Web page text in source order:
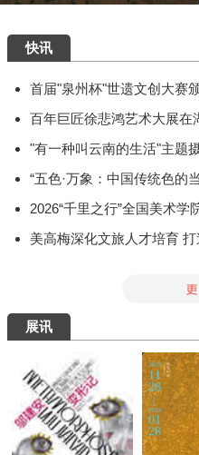
快讯
首届"泉州杯"世遗文创大赛
百年巨匠徐悲鸿艺术大展在
"有一种叫云南的生活"主题
“五色·万象：中国传统色的
2026“千里之行”全国美术学
美高梅深化文旅人才培育
展讯